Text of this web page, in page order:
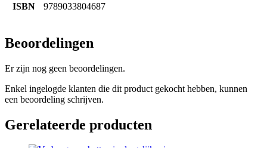
ISBN 9789033804687
Beoordelingen
Er zijn nog geen beoordelingen.
Enkel ingelogde klanten die dit product gekocht hebben, kunnen
een beoordeling schrijven.
Gerelateerde producten